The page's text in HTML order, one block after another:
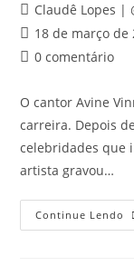
Claudê Lopes |
18 de março de
0 comentário
O cantor Avine
carreira. Depois
celebridades que
artista gravou…
Continue Lendo